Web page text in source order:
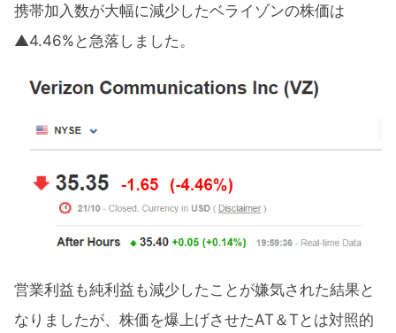
携帯加入数が大幅に減少したベライゾンの株価は
▲4.46%と急落しました。
営業利益も純利益も減少したことが嫌気された結果と
なりましたが、株価を爆上げさせたAT＆Tとは対照的